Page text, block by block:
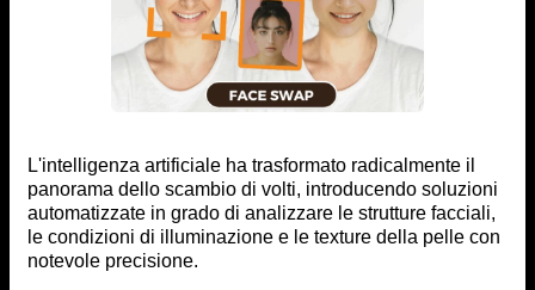
L'intelligenza artificiale ha trasformato radicalmente il
panorama dello scambio di volti, introducendo soluzioni
automatizzate in grado di analizzare le strutture facciali,
le condizioni di illuminazione e le texture della pelle con
notevole precisione.